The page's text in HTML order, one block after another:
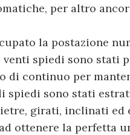
per altro
la postazione
venti spiedi sono stati
di continuo per
spiedi sono stati
girati, inclinati ed
ottenere la perfetta